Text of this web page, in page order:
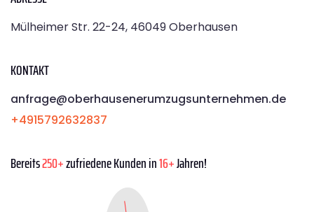
Mülheimer Str. 22-24, 46049 Oberhausen
KONTAKT
anfrage@oberhausenerumzugsunternehmen.de
+4915792632837
Bereits250+zufriedene Kunden in16+Jahren!